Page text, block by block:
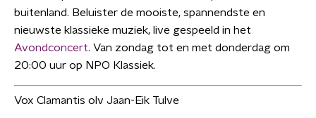
buitenland. Beluister de mooiste, spannendste en
nieuwste klassieke muziek, live gespeeld in het
Avondconcert. Van zondag tot en met donderdag om
20:00 uur op NPO Klassiek.
Vox Clamantis olv Jaan-Eik Tulve